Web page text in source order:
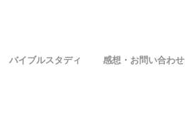
バイブルスタディ 感想・お問い合わせ